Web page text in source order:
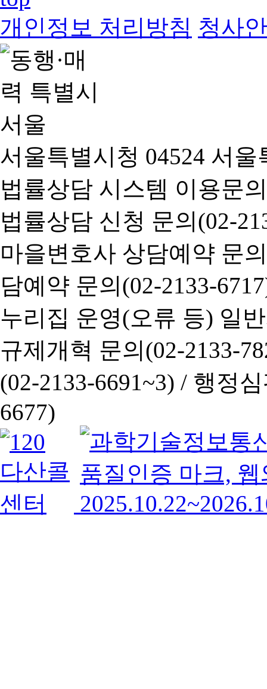
개인정보 처리방침 청사
서울특별시청 04524 서
법률상담 시스템 이용문
법률상담 신청 문의(02-
마을변호사 상담예약 문
담예약 문의(02-2133-
누리집 운영(오류 등) 일
규제개혁 문의(02-2133-
(02-2133-6691~3) / 행정심
6677)